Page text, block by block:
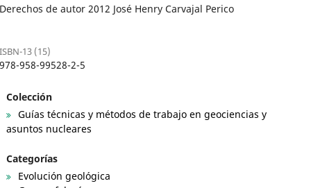
Derechos de autor 2012 José Henry Carvajal Perico
ISBN-13 (15)
978-958-99528-2-5
Colección
Guías técnicas y métodos de trabajo en geociencias y
asuntos nucleares
Categorías
Evolución geológica